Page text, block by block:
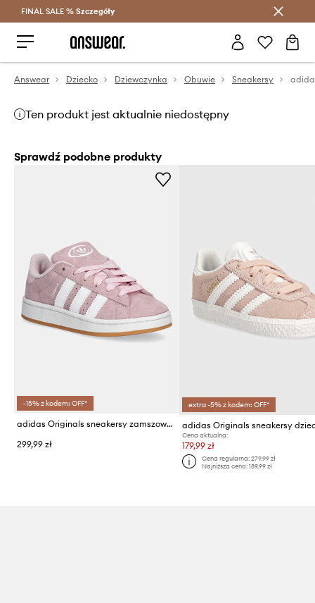
Oszczędzaj z Answear Club >
FINAL SALE % Szczegóły
Answear Dziecko Dziewczynka Obuwie Sneakersy
Ten produkt jest aktualnie niedostępny
Sprawdź podobne produkty
-15% z kodem: OFF*
adidas Originals sneakersy zamszowe dziecięce CAMPUS 00s
299,99 zł
extra -5% z kodem: OFF*
Cena aktualna:
179,99 zł
Cena regularna: 279,99 zł
Najniższa cena: 189,99 zł